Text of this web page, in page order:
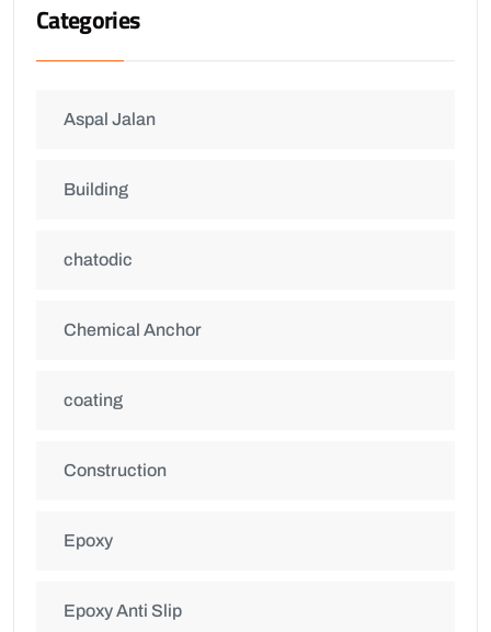
Categories
Aspal Jalan
Building
chatodic
Chemical Anchor
coating
Construction
Epoxy
Epoxy Anti Slip